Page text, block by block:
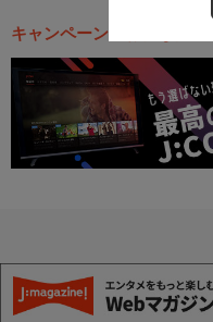
キャンペーン・お得な情報